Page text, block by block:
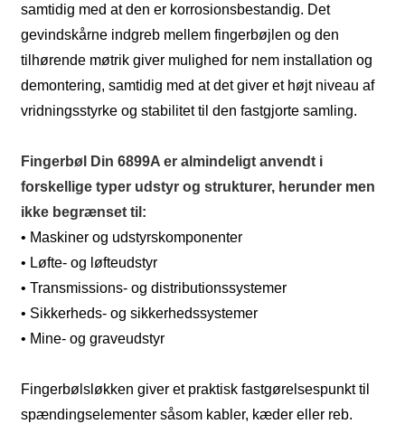
samtidig med at den er korrosionsbestandig. Det
gevindskårne indgreb mellem fingerbøjlen og den
tilhørende møtrik giver mulighed for nem installation og
demontering, samtidig med at det giver et højt niveau af
vridningsstyrke og stabilitet til den fastgjorte samling.
Fingerbøl Din 6899A er almindeligt anvendt i
forskellige typer udstyr og strukturer, herunder men
ikke begrænset til:
• Maskiner og udstyrskomponenter
• Løfte- og løfteudstyr
• Transmissions- og distributionssystemer
• Sikkerheds- og sikkerhedssystemer
• Mine- og graveudstyr
Fingerbølsløkken giver et praktisk fastgørelsespunkt til
spændingselementer såsom kabler, kæder eller reb.